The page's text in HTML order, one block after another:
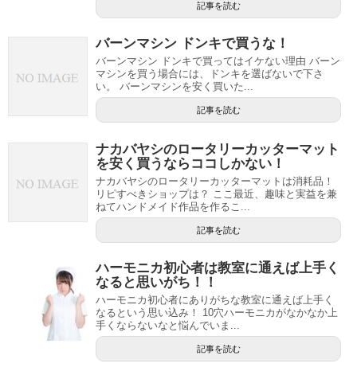
記事を読む
バーンマシン ドンキで買うな！
バーンマシン ドンキで買ってはイケない理由 バーン
マシンを買う場合には、ドンキを選ばないで下さ
い。 バーンマシンを安く買いた...
記事を読む
ナカバヤシのロータリーカッターマット
を安く買うならココしかない！
ナカバヤシのロータリーカッターマットは消耗品！
リピすべきショップは？ ここ最近、趣味と実益を兼
ねてハンドメイド作品を作るこ...
記事を読む
ハーモニカ初心者は教室に通えば上手く
なると思いがち！！
ハーモニカ初心者にありがちな教室に通えば上手く
なるという思い込み！ 10穴ハーモニカがなかなか上
手くならないなと悩んでいま...
記事を読む